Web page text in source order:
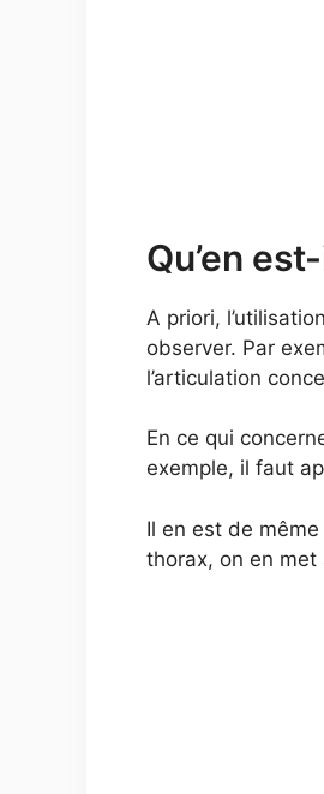
Qu’en
A priori,
observer. Par
l’articulation
En ce qui
exemple, il faut
Il en est de
thorax, on en